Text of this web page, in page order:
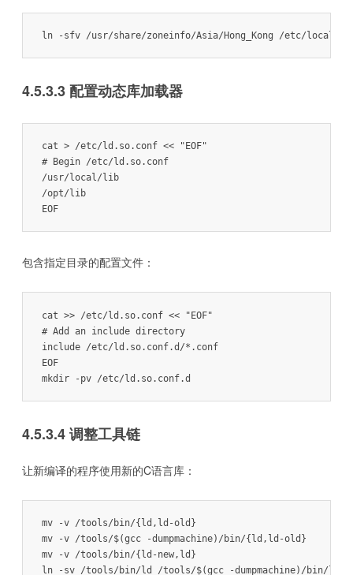
4.5.3.3 配置动态库加载器
cat > /etc/ld.so.conf << "EOF"
# Begin /etc/ld.so.conf
/usr/local/lib
/opt/lib
EOF
包含指定目录的配置文件：
cat >> /etc/ld.so.conf << "EOF"
# Add an include directory
include /etc/ld.so.conf.d/*.conf
EOF
mkdir -pv /etc/ld.so.conf.d
4.5.3.4 调整工具链
让新编译的程序使用新的C语言库：
mv -v /tools/bin/{ld,ld-old}
mv -v /tools/$(gcc -dumpmachine)/bin/{ld,ld-old}
mv -v /tools/bin/{ld-new,ld}
ln -sv /tools/bin/ld /tools/$(gcc -dumpmachine)/bin/ld